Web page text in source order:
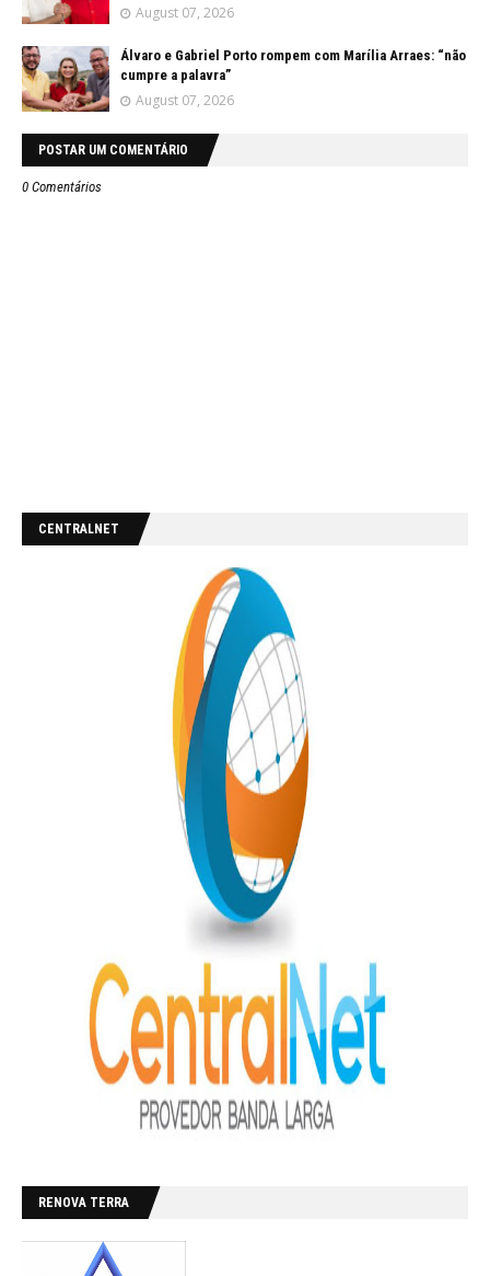
August 07, 2026
Álvaro e Gabriel Porto rompem com Marília Arraes: “não
cumpre a palavra”
August 07, 2026
POSTAR UM COMENTÁRIO
0 Comentários
CENTRALNET
RENOVA TERRA